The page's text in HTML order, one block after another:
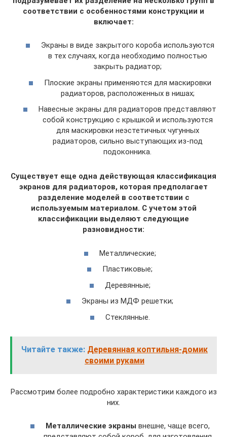
соответствии с особенностями конструкции и
включает:
Экраны в виде закрытого короба используются
в тех случаях, когда необходимо полностью
закрыть радиатор;
Плоские экраны применяются для маскировки
радиаторов, расположенных в нишах;
Навесные экраны для радиаторов представляют
собой конструкцию с крышкой и используются
для маскировки неэстетичных чугунных
радиаторов, сильно выступающих из-под
подоконника.
Существует еще одна действующая классификация
экранов для радиаторов, которая предполагает
разделение моделей в соответствии с
используемым материалом. С учетом этой
классификации выделяют следующие
разновидности:
Металлические;
Пластиковые;
Деревянные;
Экраны из МДФ решетки;
Стеклянные.
Читайте также: Деревянная коптильня-домик
своими руками
Рассмотрим более подробно характеристики каждого из
них.
Металлические экраны внешне, чаще всего,